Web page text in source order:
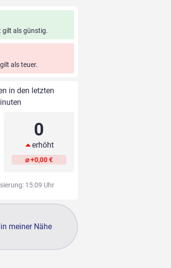
gilt als günstig.
als teuer.
in den letzten
0
erhöht
⌀ +0,00 €
15:09 Uhr
meiner Nähe